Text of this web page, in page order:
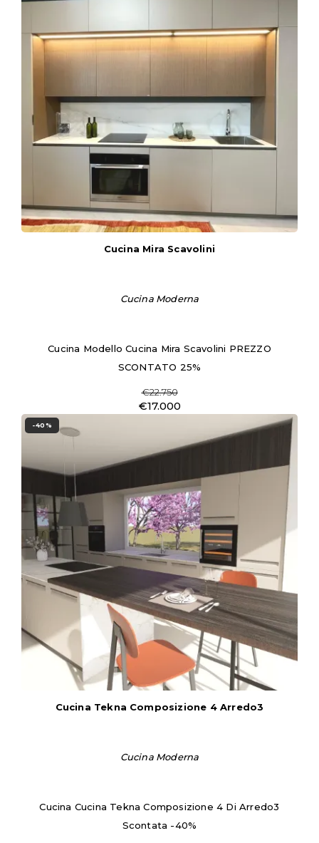
Cucina Mira Scavolini
Cucina Moderna
Cucina Modello Cucina Mira Scavolini PREZZO
SCONTATO 25%
€22.750
€17.000
-40%
Cucina Tekna Composizione 4 Arredo3
Cucina Moderna
Cucina Cucina Tekna Composizione 4 Di Arredo3
Scontata -40%